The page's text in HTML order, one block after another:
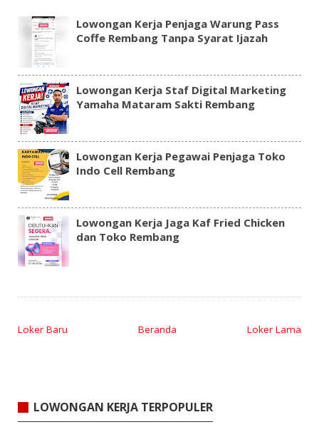
Lowongan Kerja Penjaga Warung Pass
Coffe Rembang Tanpa Syarat Ijazah
Lowongan Kerja Staf Digital Marketing
Yamaha Mataram Sakti Rembang
Lowongan Kerja Pegawai Penjaga Toko
Indo Cell Rembang
Lowongan Kerja Jaga Kaf Fried Chicken
dan Toko Rembang
Loker Baru Loker Lama
Beranda
LOWONGAN KERJA TERPOPULER